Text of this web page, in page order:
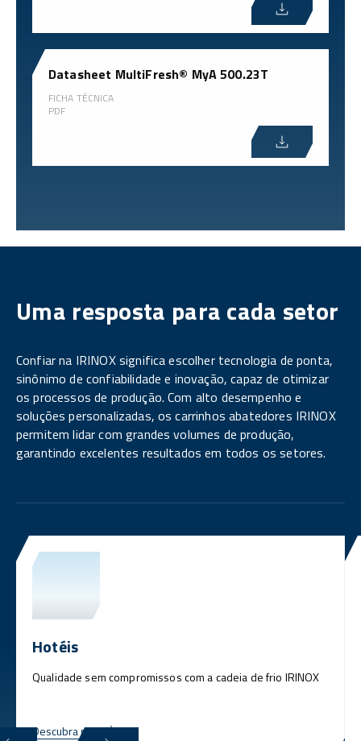
Datasheet MultiFresh® MyA 500.23T
FICHA TÉCNICA
PDF
Uma resposta para cada setor
Confiar na IRINOX significa escolher tecnologia de ponta,
sinônimo de confiabilidade e inovação, capaz de otimizar
os processos de produção. Com alto desempenho e
soluções personalizadas, os carrinhos abatedores IRINOX
permitem lidar com grandes volumes de produção,
garantindo excelentes resultados em todos os setores.
Hotéis
Qualidade sem compromissos com a cadeia de frio IRINOX
Descubra mais